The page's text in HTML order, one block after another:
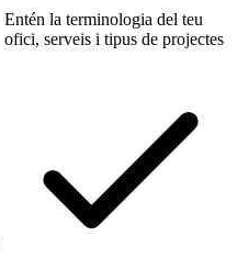
Entén la terminologia del teu
ofici, serveis i tipus de projectes